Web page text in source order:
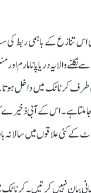
اس تنازع کے باہمی ربط
نکلنے والا یہ دریا پانامارم
کرناٹک میں داخل ہوتا
ہے۔ اس کے آبی ذخیرے
بیان نہیں کرتیں۔